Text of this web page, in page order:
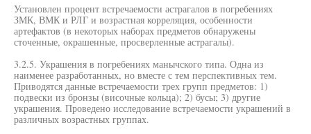
Установлен процент встречаемости астрагалов в погребениях
ЗМК, ВМК и РЛГ и возрастная корреляция, особенности
артефактов (в некоторых наборах предметов обнаружены
сточенные, окрашенные, просверленные астрагалы).
3.2.5. Украшения в погребениях манычского типа. Одна из
наименее разработанных, но вместе с тем перспективных тем.
Приводятся данные встречаемости трех групп предметов: 1)
подвески из бронзы (височные кольца); 2) бусы; 3) другие
украшения. Проведено исследование встречаемости украшений в
различных возрастных группах.